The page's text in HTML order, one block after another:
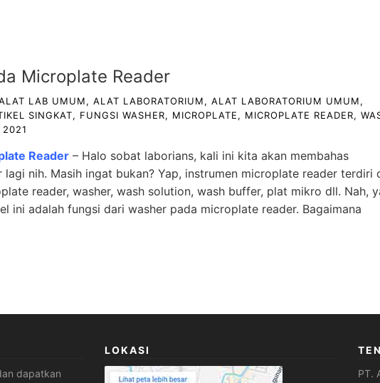
Microplate Reader
LAB UMUM, ALAT LABORATORIUM, ALAT LABORATORIUM UMUM,
SINGKAT, FUNGSI WASHER, MICROPLATE, MICROPLATE READER,
Reader – Halo sobat laborians, kali ini kita akan membahas
nih. Masih ingat bukan? Yap, instrumen microplate reader terdiri
reader, washer, wash solution, wash buffer, plat mikro dll. Nah,
ini adalah fungsi dari washer pada microplate reader. Bagaimana
dapatkan
LOKASI
PT.